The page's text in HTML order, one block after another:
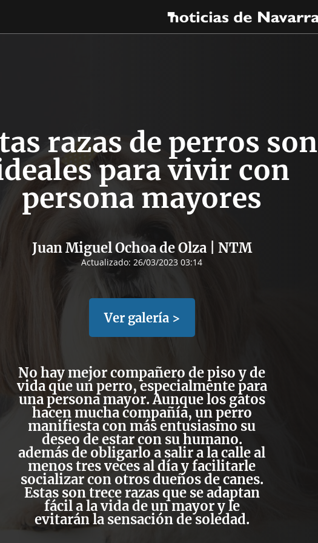
razas de perros son
para vivir con
persona mayores
Juan Miguel Ochoa de Olza | NTM
Actualizado: 26/03/2023 03:14
Ver galería >
No hay mejor compañero de piso y de
vida que un perro, especialmente para
una persona mayor. Aunque los gatos
hacen mucha compañía, un perro
manifiesta con más entusiasmo su
deseo de estar con su humano.
además de obligarlo a salir a la calle al
menos tres veces al día y facilitarle
socializar con otros dueños de canes.
Estas son trece razas que se adaptan
fácil a la vida de un mayor y le
evitarán la sensación de soledad.